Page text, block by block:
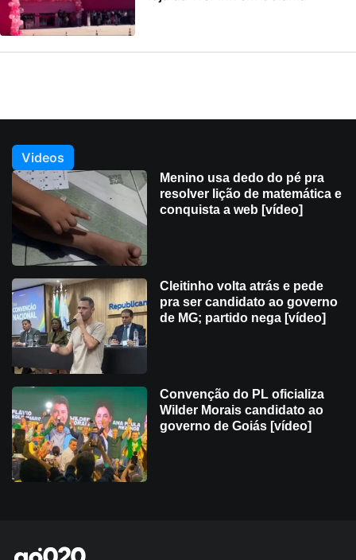
Videos
Menino usa dedo do pé pra
resolver lição de matemática e
conquista a web [vídeo]
Cleitinho volta atrás e pede
pra ser candidato ao governo
de MG; partido nega [vídeo]
Convenção do PL oficializa
Wilder Morais candidato ao
governo de Goiás [vídeo]